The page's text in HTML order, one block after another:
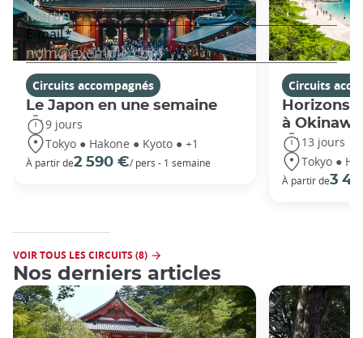
Circuits accompagnés
Le Japon en une semaine
9 jours
Tokyo ● Hakone ● Kyoto ● +1
À partir de2 590 €/ pers - 1 semaine
Circuits
Horizons
à Okinawa
13 jours
Tokyo ●
À partir de3
VOIR TOUS LES CIRCUITS (8)
Nos derniers articles